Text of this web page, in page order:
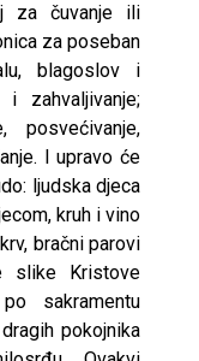
za čuvanje ili
za poseban
blagoslov i
i zahvaljivanje;
posvećivanje,
I upravo će
ljudska djeca
kruh i vino
bračni parovi
slike Kristove
sakramentu
pokojnika